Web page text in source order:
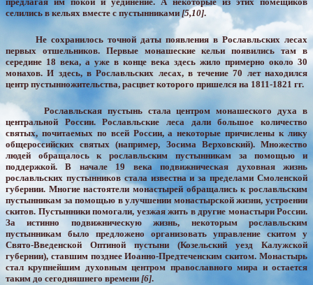
селились в кельях вместе с пустынниками [5,10].
Не сохранилось точной даты появления в Рославльских лесах
первых отшельников. Первые монашеские кельи появились там в
середине 18 века, а уже в конце века здесь жило примерно около 30
монахов. И здесь, в Рославльских лесах, в течение 70 лет находился
центр пустынножительства, расцвет которого пришелся на 1811-1821 гг.
Рославльская пустынь стала центром монашеского духа в
центральной России. Рославльские леса дали большое количество
святых, почитаемых по всей России, а некоторые причислены к лику
общероссийских святых (например, Зосима Верховский). Множество
людей обращалось к рославльским пустынникам за помощью и
поддержкой. В начале 19 века подвижническая духовная жизнь
рославльских пустынников стала известна и за пределами Смоленской
губернии. Многие настоятели монастырей обращались к рославльским
пустынникам за помощью в улучшении монастырской жизни, устроении
скитов. Пустынники помогали, уезжая жить в другие монастыри России.
За истинно подвижническую жизнь, некоторым рославльским
пустынникам было предложено организовать управление скитом у
Свято-Введенской Оптиной пустыни (Козельский уезд Калужской
губернии), ставшим позднее Иоанно-Предтеченским скитом. Монастырь
стал крупнейшим духовным центром православного мира и остается
таким до сегодняшнего времени [6].